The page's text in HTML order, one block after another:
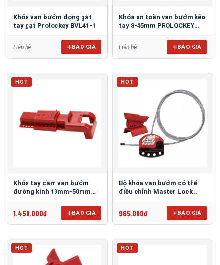
Khóa van bướm đong gắt
tay gạt Prolockey BVL41-1
Liên hệ BÁO GIÁ
​​​​​​​Khóa an toàn van bướm kéo
tay 8-45mm PROLOCKEY
Liên hệ BÁO GIÁ
HOT
Khóa tay cầm van bướm
đường kính 19mm-50mm
1.450.000đ BÁO GIÁ
HOT
Bộ khóa van bướm có thể
điều chỉnh Master Lock
965.000đ BÁO GIÁ
HOT HOT